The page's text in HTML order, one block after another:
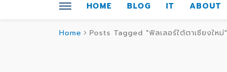
HOME BLOG IT ABOUT
Home Posts Tagged "ฟิลเลอร์ใต้ตาเชียงใหม่"